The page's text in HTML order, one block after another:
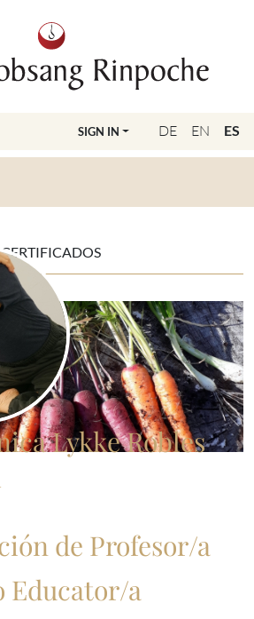
DE EN ES
SIGN IN
Lykke Robles
de Profesor/a
Educator/a